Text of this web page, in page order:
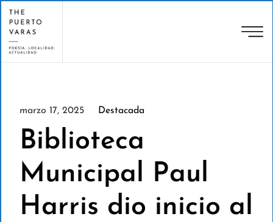
marzo 17, 2025 Destacada
Biblioteca
Municipal Paul
Harris dio inicio al